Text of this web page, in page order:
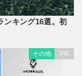
ンキング16選。初
その他 PR